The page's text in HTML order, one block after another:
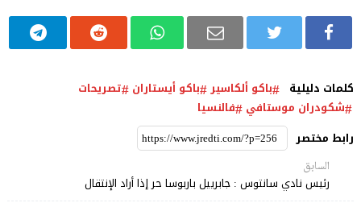
كلمات دليلية باكو ألكاسير باكو أيستاران تصريحات
شكودران موستافي فالنسيا
رابط مختصر
السابق
رئيس نادي سانتوس : جابرييل باربوسا حر إذا أراد الإنتقال